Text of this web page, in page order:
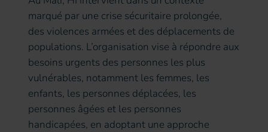
marqué par une crise sécuritaire prolongée,
des violences armées et des déplacements de
populations. L’organisation vise à répondre aux
besoins urgents des personnes les plus
vulnérables, notamment les femmes, les
enfants, les personnes déplacées, les
personnes âgées et les personnes
handicapées, en adoptant une approche